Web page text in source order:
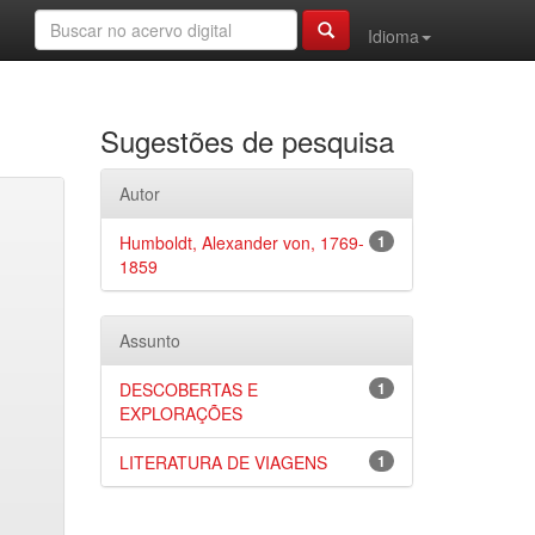
Idioma
Sugestões de pesquisa
Autor
1
Humboldt, Alexander von, 1769-
1859
Assunto
1
DESCOBERTAS E
EXPLORAÇÕES
1
LITERATURA DE VIAGENS